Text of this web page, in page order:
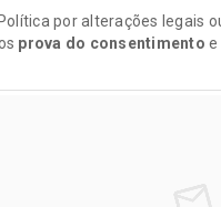
por alterações legais
prova do consentimento e